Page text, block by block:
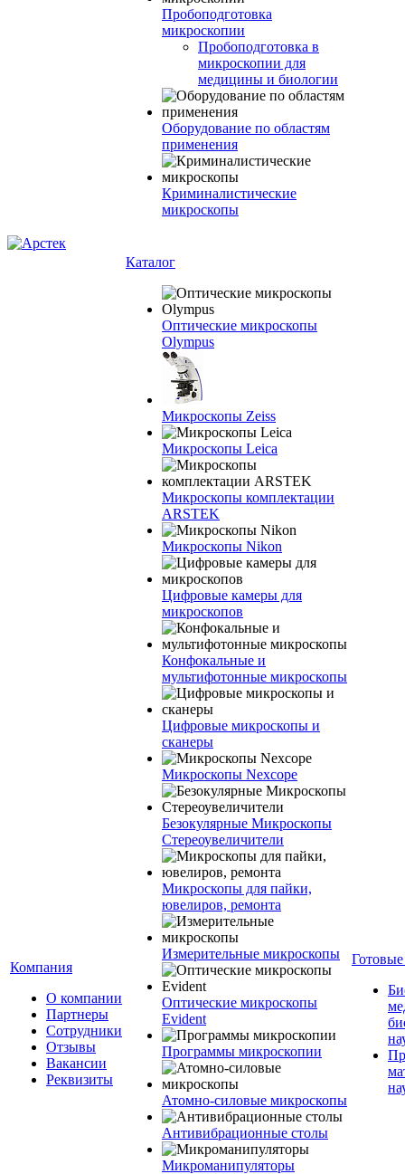
Пробоподготовка
микроскопии
Пробоподготовка в
микроскопии для
медицины и биологии
Оборудование по областям
применения
Криминалистические
микроскопы
Компания
О компании
Партнеры
Сотрудники
Отзывы
Вакансии
Реквизиты
Каталог
Оптические микроскопы
Olympus
Микроскопы Zeiss
Микроскопы Leica
Микроскопы комплектации
ARSTEK
Микроскопы Nikon
Цифровые камеры для
микроскопов
Конфокальные и
мультифотонные микроскопы
Цифровые микроскопы и
сканеры
Микроскопы Nexcope
Безокулярные Микроскопы
Стереоувеличители
Микроскопы для пайки,
ювелиров, ремонта
Измерительные микроскопы
Оптические микроскопы
Evident
Программы микроскопии
Атомно-силовые микроскопы
Антивибрационные столы
Микроманипуляторы